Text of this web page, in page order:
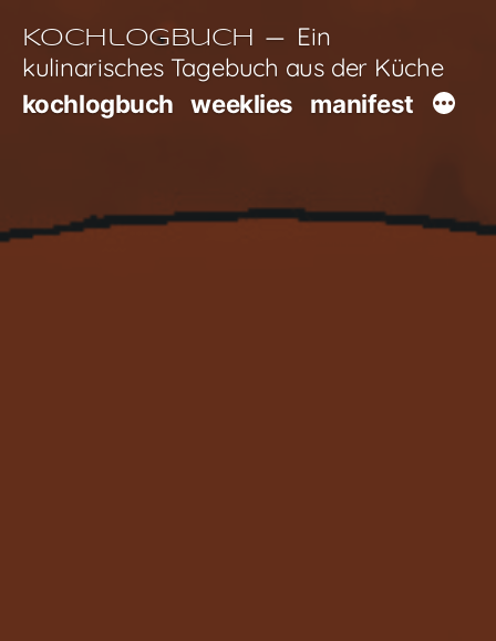
Inhalt
springen
Kochlogbuch
Ein
kulinarisches Tagebuch aus der Küche
kochlogbuch weeklies manifest